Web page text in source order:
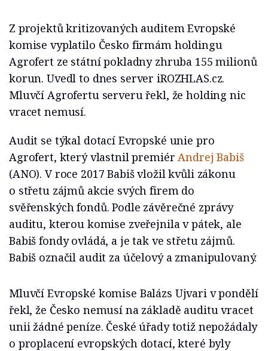
Z projektů kritizovaných auditem Evropské
komise vyplatilo Česko firmám holdingu
Agrofert ze státní pokladny zhruba 155 milionů
korun. Uvedl to dnes server iROZHLAS.cz.
Mluvčí Agrofertu serveru řekl, že holding nic
vracet nemusí.
Audit se týkal dotací Evropské unie pro
Agrofert, který vlastnil premiérAndrej Babiš
(ANO). V roce 2017 Babiš vložil kvůli zákonu
o střetu zájmů akcie svých firem do
svěřenských fondů. Podle závěrečné zprávy
auditu, kterou komise zveřejnila v pátek, ale
Babiš fondy ovládá, a je tak ve střetu zájmů.
Babiš označil audit za účelový a zmanipulovaný.
Mluvčí Evropské komise Balázs Ujvari v pondělí
řekl, že Česko nemusí na základě auditu vracet
unii žádné peníze. České úřady totiž nepožádaly
o proplacení evropských dotací, které byly